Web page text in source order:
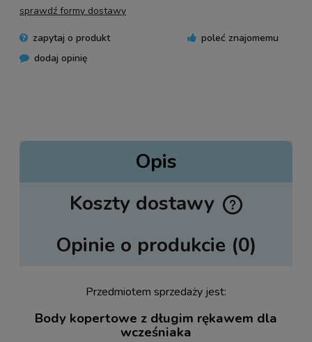
sprawdź formy dostawy
zapytaj o produkt
poleć znajomemu
dodaj opinię
Opis
Koszty dostawy
Cena nie zawiera ewentualnych kosztów płatności
Opinie o produkcie (0)
Przedmiotem sprzedaży jest:
Body kopertowe z długim rękawem dla
wcześniaka